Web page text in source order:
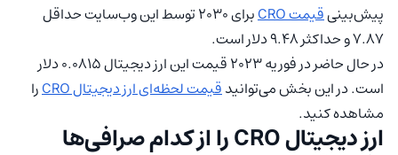
پیش‌بینیقیمت CRO
برای 2030 توسط این وب‌سایت حداقل
7.87 و حداکثر 9.48 دلار است.
در حال حاضر در فوریه 2023 قیمت این ارز دیجیتال 0.0815 دلار
است. در این بخش می‌توانیدقیمت لحظه‌ای ارز دیجیتال CRO
را
مشاهده کنید.
ارز دیجیتال CRO را از کدام صرافی‌ها